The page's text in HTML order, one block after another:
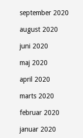
september 2020
august 2020
juni 2020
maj 2020
april 2020
marts 2020
februar 2020
januar 2020